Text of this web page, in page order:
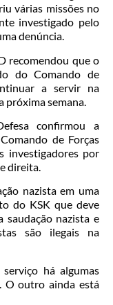
várias missões no
investigado pelo
denúncia.
recomendou que o
do Comando de
a servir na
próxima semana.
confirmou a
de Forças
investigadores por
direita.
nazista em uma
do KSK que deve
saudação nazista e
são ilegais na
há algumas
O outro ainda está